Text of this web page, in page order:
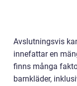
Avslutningsvis
innefattar en
finns många
barnkläder,